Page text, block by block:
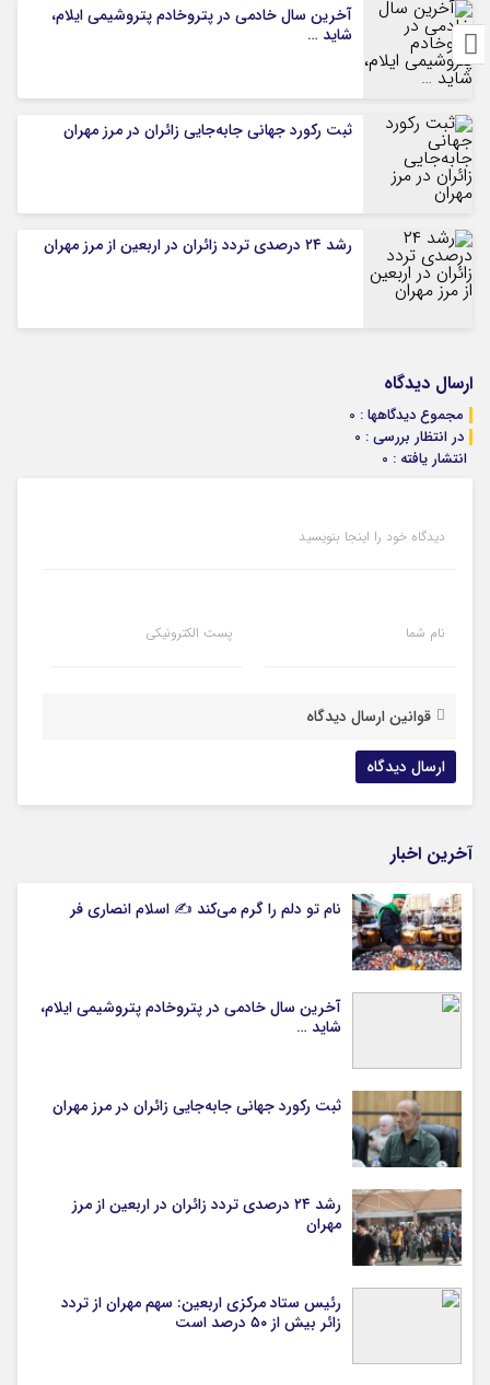
آخرین سال خادمی در پتروخادم پتروشیمی ایلام،
شاید …
ثبت رکورد جهانی جابه‌جایی زائران در مرز مهران
رشد ۲۴ درصدی تردد زائران در اربعین از مرز مهران
ارسال دیدگاه
مجموع دیدگاهها : 0
در انتظار بررسی : 0
انتشار یافته : 0
دیدگاه خود را اینجا بنویسید
نام شما پست الکترونیکی
قوانین ارسال دیدگاه
آخرین اخبار
نام تو دلم را گرم می‌کند ✍️ اسلام انصاری فر
آخرین سال خادمی در پتروخادم پتروشیمی ایلام،
شاید …
ثبت رکورد جهانی جابه‌جایی زائران در مرز مهران
رشد ۲۴ درصدی تردد زائران در اربعین از مرز
مهران
رئیس ستاد مرکزی اربعین: سهم مهران از تردد
زائر بیش از ۵۰ درصد است